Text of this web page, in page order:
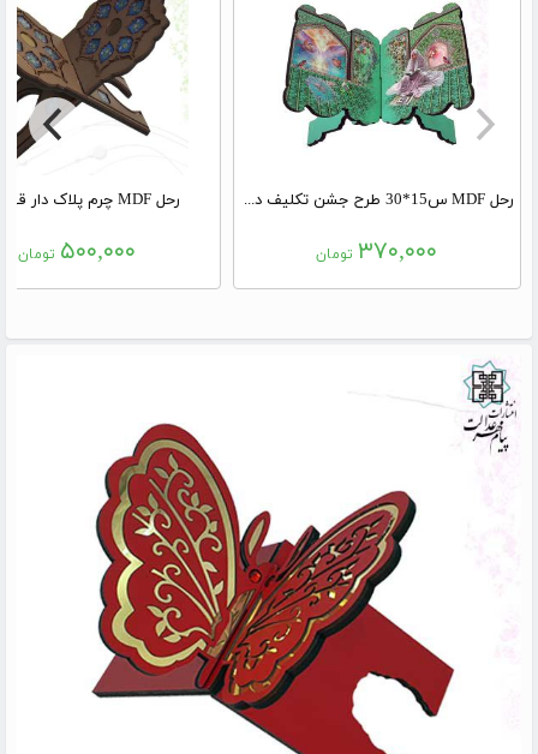
رحل MDF س15*30 طرح جشن تکلیف دخترانه سبز
۳۷۰,۰۰۰ تومان
رحل MDF چرم پلاک دار قهوه ای
۵۰۰,۰۰۰ تومان